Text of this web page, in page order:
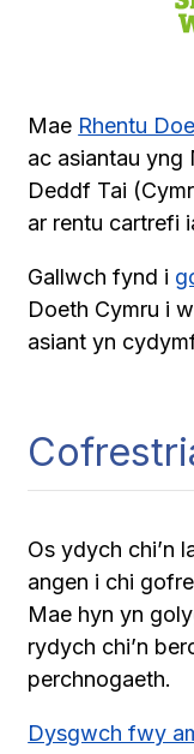
Mae Rhentu
ac asiantau
Deddf Tai
ar rentu cartrefi
Gallwch fynd i
Doeth Cymru i
asiant yn
Os ydych chi’n
angen i chi
Mae hyn yn
rydych chi’n
perchnogaeth.
Dysgwch fwy